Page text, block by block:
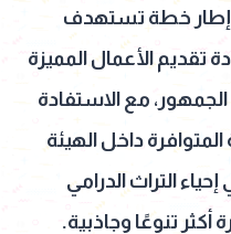
إطار خطة تستهدف
تقديم الأعمال المميزة
مع الاستفادة
داخل الهيئة
التراث الدرامي
أكثر تنوعًا وجاذبية.